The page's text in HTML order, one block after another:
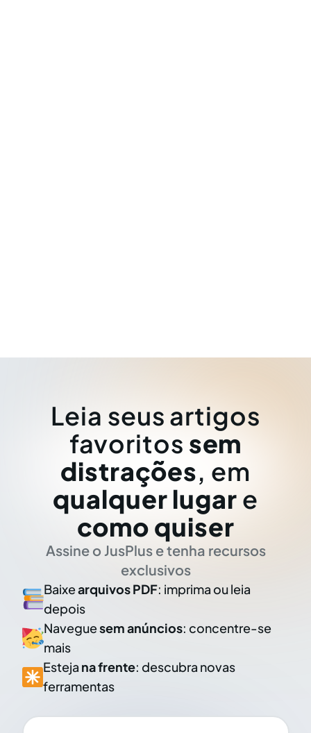
Leia seus artigos
favoritos sem
distrações, em
qualquer lugar e
como quiser
Assine o JusPlus e tenha recursos
exclusivos
Baixearquivos PDF: imprima ou leia
depois
Naveguesem anúncios: concentre-se
mais
Esteja na frente: descubra novas
ferramentas